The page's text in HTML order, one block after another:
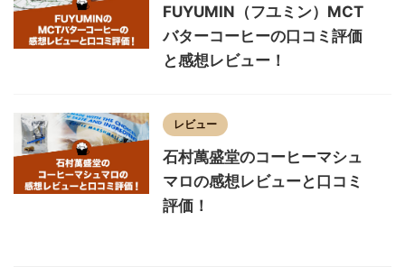
FUYUMIN（フユミン）MCT
バターコーヒーの口コミ評価
と感想レビュー！
レビュー
石村萬盛堂のコーヒーマシュ
マロの感想レビューと口コミ
評価！